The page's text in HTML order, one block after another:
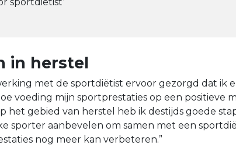
in herstel
met de sportdiëtist ervoor gezorgd dat ik
voeding mijn sportprestaties op een positieve
het gebied van herstel heb ik destijds goede
sporter aanbevelen om samen met een
nog meer kan verbeteren.”